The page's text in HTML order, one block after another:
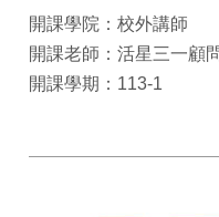
開課學院：校外講師
開課老師：活星三一顧
開課學期：113-1